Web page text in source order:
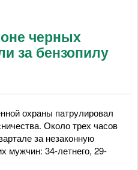
черных
за бензопилу
охраны патрулировал
Около трех часов
за незаконную
мужчин: 34-летнего, 29-